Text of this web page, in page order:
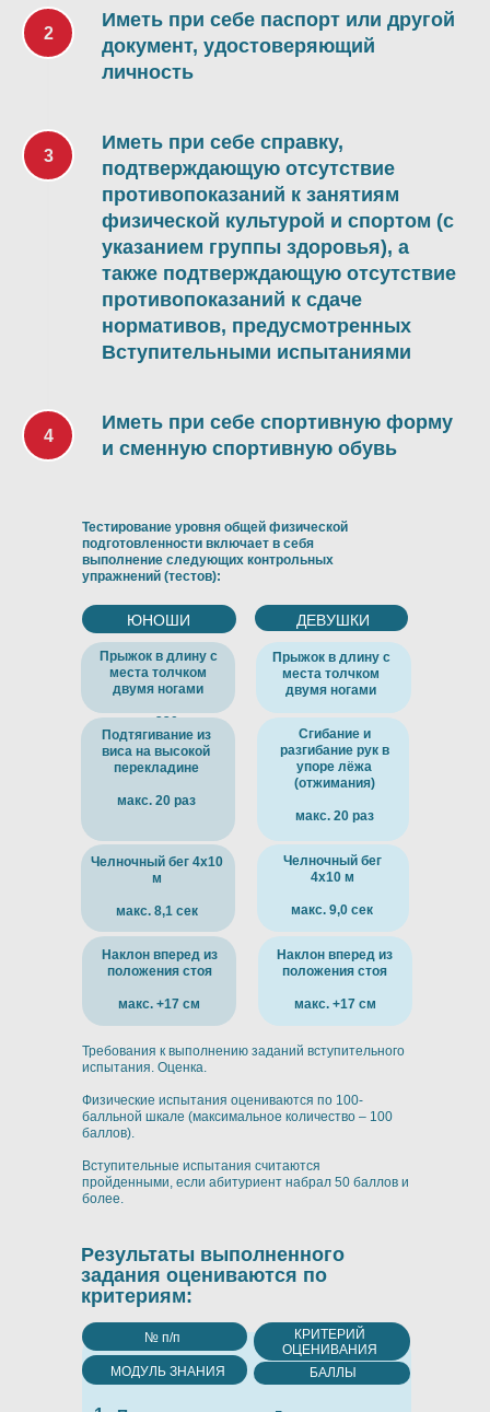
Иметь при себе паспорт или другой
документ, удостоверяющий
личность
Иметь при себе справку,
подтверждающую отсутствие
противопоказаний к занятиям
физической культурой и спортом (с
указанием группы здоровья), а
также подтверждающую отсутствие
противопоказаний к сдаче
нормативов, предусмотренных
Вступительными испытаниями
Иметь при себе спортивную форму
и сменную спортивную обувь
Тестирование уровня общей физической
подготовленности включает в себя
выполнение следующих контрольных
упражнений (тестов):
Требования к выполнению заданий вступительного
испытания. Оценка.
Физические испытания оцениваются по 100-
балльной шкале (максимальное количество – 100
баллов).
Вступительные испытания считаются
пройденными, если абитуриент набрал 50 баллов и
более.
Прыжок в длину с
места толчком
двумя ногами
макс. 230 см
ЮНОШИ ДЕВУШКИ
Прыжок в длину с
места толчком
двумя ногами
Челночный бег
4х10 м
макс. 9,0 сек
Челночный бег 4х10
м
макс. 8,1 сек
Наклон вперед из
положения стоя
макс. +17 см
Наклон вперед из
положения стоя
макс. +17 см
Сгибание и
разгибание рук в
упоре лёжа
(отжимания)
макс. 20 раз
Подтягивание из
виса на высокой
перекладине
макс. 20 раз
Результаты выполненного
задания оцениваются по
критериям:
МОДУЛЬ ЗНАНИЯ
КРИТЕРИЙ
ОЦЕНИВАНИЯ
№ п/п
БАЛЛЫ